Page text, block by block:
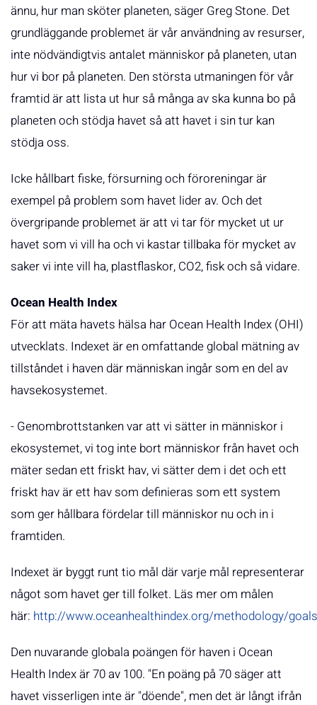
ännu, hur man sköter planeten, säger Greg Stone. Det
grundläggande problemet är vår användning av resurser,
inte nödvändigtvis antalet människor på planeten, utan
hur vi bor på planeten. Den största utmaningen för vår
framtid är att lista ut hur så många av ska kunna bo på
planeten och stödja havet så att havet i sin tur kan
stödja oss.
Icke hållbart fiske, försurning och föroreningar är
exempel på problem som havet lider av. Och det
övergripande problemet är att vi tar för mycket ut ur
havet som vi vill ha och vi kastar tillbaka för mycket av
saker vi inte vill ha, plastflaskor, CO2, fisk och så vidare.
Ocean Health Index
För att mäta havets hälsa har Ocean Health Index (OHI)
utvecklats. Indexet är en omfattande global mätning av
tillståndet i haven där människan ingår som en del av
havsekosystemet.
- Genombrottstanken var att vi sätter in människor i
ekosystemet, vi tog inte bort människor från havet och
mäter sedan ett friskt hav, vi sätter dem i det och ett
friskt hav är ett hav som definieras som ett system
som ger hållbara fördelar till människor nu och in i
framtiden.
Indexet är byggt runt tio mål där varje mål representerar
något som havet ger till folket. Läs mer om målen
här: http://www.oceanhealthindex.org/methodology/goals
Den nuvarande globala poängen för haven i Ocean
Health Index är 70 av 100. "En poäng på 70 säger att
havet visserligen inte är "döende", men det är långt ifrån